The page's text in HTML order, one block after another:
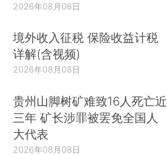
2026年08月08日
境外收入征税 保险收益计税
详解(含视频)
2026年08月08日
贵州山脚树矿难致16人死亡近
三年 矿长涉罪被罢免全国人
大代表
2026年08月08日